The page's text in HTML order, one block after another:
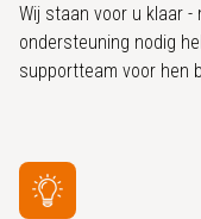
Wij staan voor u klaar
ondersteuning nodig
supportteam voor hen